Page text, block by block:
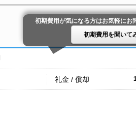
初期費用が気になる方はお気軽にお
初期費用を聞いて
礼金 / 償却